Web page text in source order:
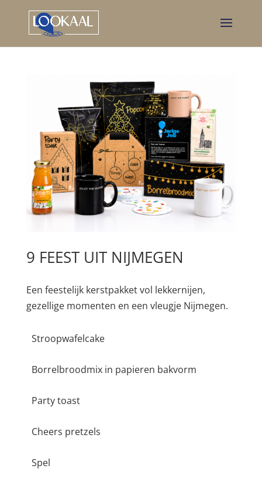
9 FEEST UIT NIJMEGEN
Een feestelijk kerstpakket vol lekkernijen,
gezellige momenten en een vleugje Nijmegen.
Stroopwafelcake
Borrelbroodmix in papieren bakvorm
Party toast
Cheers pretzels
Spel